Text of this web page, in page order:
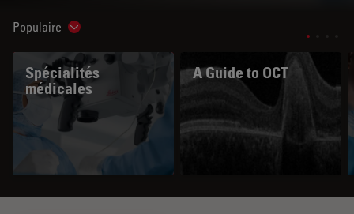
Populaire Show subnavigation
Spécialités
médicales
A Guide to OCT